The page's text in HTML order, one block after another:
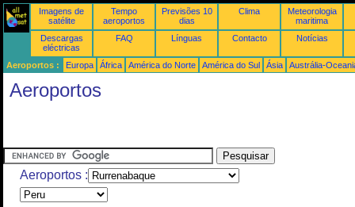
Imagens de
satélite
Tempo
aeroportos
Previsões 10
dias
Clima
Meteorologia
maritima
Descargas
eléctricas
FAQ Línguas Contacto Notícias
Aeroportos : Europa África América do Norte América do Sul Ásia Austrália-
Aeroportos
Aeroportos :